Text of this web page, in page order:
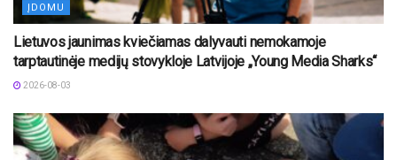
ĮDOMU
Lietuvos jaunimas kviečiamas dalyvauti nemokamoje
tarptautinėje medijų stovykloje Latvijoje „Young Media Sharks“
2026-08-03